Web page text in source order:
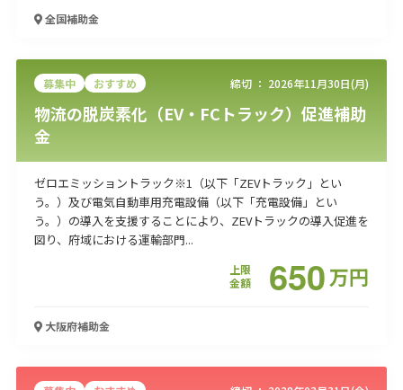
全国補助金
募集中 おすすめ 締切 ： 2026年11月30日(月)
物流の脱炭素化（EV・FCトラック）促進補助
金
ゼロエミッショントラック※1（以下「ZEVトラック」とい
う。）及び電気自動車用充電設備（以下「充電設備」とい
う。）の導入を支援することにより、ZEVトラックの導入促進を
図り、府域における運輸部門...
上限
金額
650万円
大阪府補助金